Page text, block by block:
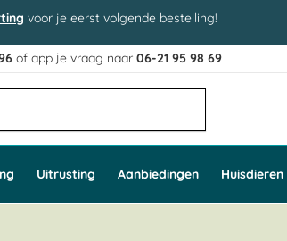
voor je eerst volgende bestelling!
of app je vraag naar06-21 95 98 69
Uitrusting Aanbiedingen Huisdieren